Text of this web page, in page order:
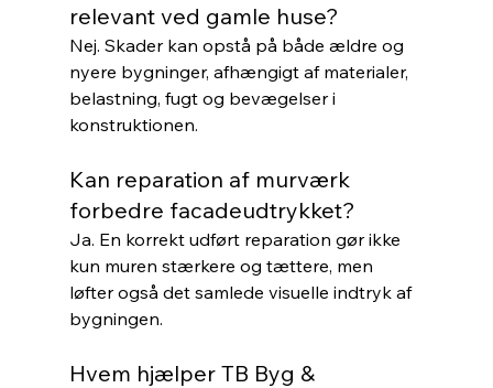
relevant ved gamle huse?
Nej. Skader kan opstå på både ældre og
nyere bygninger, afhængigt af materialer,
belastning, fugt og bevægelser i
konstruktionen.
Kan reparation af murværk
forbedre facadeudtrykket?
Ja. En korrekt udført reparation gør ikke
kun muren stærkere og tættere, men
løfter også det samlede visuelle indtryk af
bygningen.
Hvem hjælper TB Byg &